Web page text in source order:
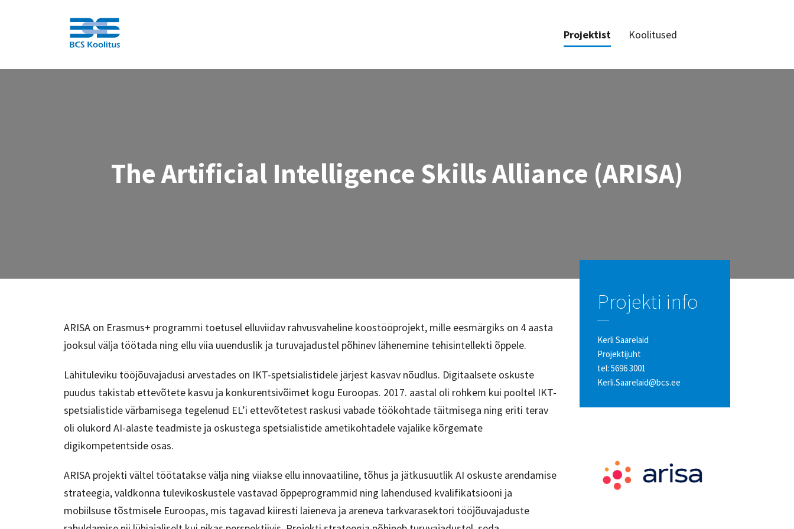
BCS
Projektist Koolitused
The Artificial Intelligence Skills Alliance (ARISA)
ARISA on Erasmus+ programmi toetusel elluviidav rahvusvaheline koostööprojekt, mille eesmärgiks on 4 aasta
jooksul välja töötada ning ellu viia uuenduslik ja turuvajadustel põhinev lähenemine tehisintellekti õppele.
Lähituleviku tööjõuvajadusi arvestades on IKT-spetsialistidele järjest kasvav nõudlus. Digitaalsete oskuste
puudus takistab ettevõtete kasvu ja konkurentsivõimet kogu Euroopas. 2017. aastal oli rohkem kui pooltel IKT-
spetsialistide värbamisega tegelenud EL’i ettevõtetest raskusi vabade töökohtade täitmisega ning eriti terav
oli olukord AI-alaste teadmiste ja oskustega spetsialistide ametikohtadele vajalike kõrgemate
digikompetentside osas.
ARISA projekti vältel töötatakse välja ning viiakse ellu innovaatiline, tõhus ja jätkusuutlik AI oskuste arendamise
strateegia, valdkonna tulevikoskustele vastavad õppeprogrammid ning lahendused kvalifikatsiooni ja
mobiilsuse tõstmisele Euroopas, mis tagavad kiiresti laieneva ja areneva tarkvarasektori tööjõuvajaduste
Projekti info
Kerli Saarelaid
Projektijuht
tel: 5696 3001
Kerli.Saarelaid@bcs.ee